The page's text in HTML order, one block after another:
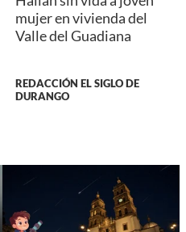
mujer en vivienda del
Valle del Guadiana
REDACCIÓN EL SIGLO DE
DURANGO